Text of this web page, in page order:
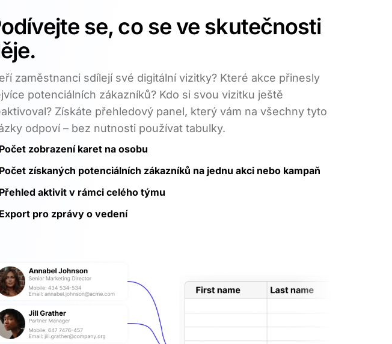
se, co se ve skutečnosti
zaměstnanci sdílejí své digitální vizitky? Které akce přinesly
potenciálních zákazníků? Kdo si svou vizitku ještě
Získáte přehledový panel, který vám na všechny tyto
odpoví – bez nutnosti používat tabulky.
Počet zobrazení karet na osobu
Počet získaných potenciálních zákazníků na jednu akci nebo kampaň
Přehled aktivit v rámci celého týmu
Export pro zprávy o vedení